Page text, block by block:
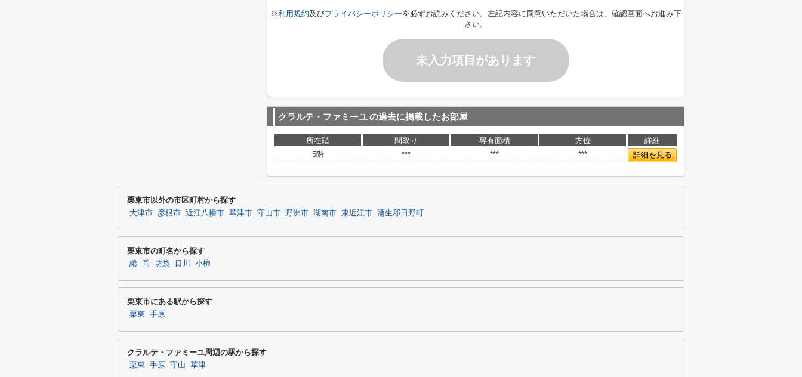
※利用規約及びプライバシーポリシーを必ずお読みください。左記内容に同意いただいた場合は、確認画面へお進み下
さい。
未入力項目があります
クラルテ・ファミーユの過去に掲載したお部屋
所在階 間取り 専有面積 方位
詳細
5階
*** *** *** 詳細を見る
栗東市以外の市区町村から探す
大津市 彦根市 近江八幡市 草津市 守山市 野洲市 湖南市 東近江市 蒲生郡日野町
栗東市の町名から探す
綣 岡 坊袋 目川 小柿
栗東市にある駅から探す
栗東 手原
クラルテ・ファミーユ周辺の駅から探す
栗東 手原 守山 草津